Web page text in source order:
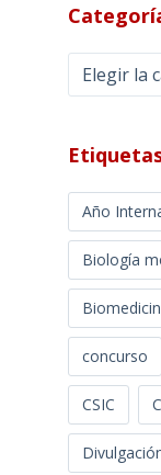
Categorías
Año
Biología
concurso
CSIC